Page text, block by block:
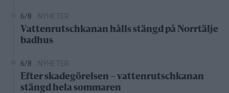
6/8 NYHETER
Vattenrutschkanan hålls stängd på Norrtälje
badhus
6/8 NYHETER
Efter skadegörelsen – vattenrutschkanan
stängd hela sommaren